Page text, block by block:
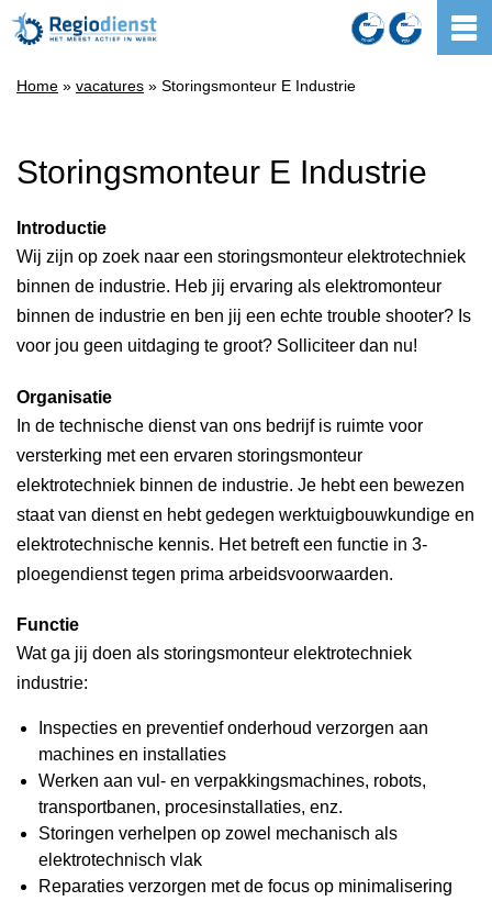
Home » vacatures » Storingsmonteur E Industrie
Storingsmonteur E Industrie
Introductie
Wij zijn op zoek naar een storingsmonteur elektrotechniek
binnen de industrie. Heb jij ervaring als elektromonteur
binnen de industrie en ben jij een echte trouble shooter? Is
voor jou geen uitdaging te groot? Solliciteer dan nu!
Organisatie
In de technische dienst van ons bedrijf is ruimte voor
versterking met een ervaren storingsmonteur
elektrotechniek binnen de industrie. Je hebt een bewezen
staat van dienst en hebt gedegen werktuigbouwkundige en
elektrotechnische kennis. Het betreft een functie in 3-
ploegendienst tegen prima arbeidsvoorwaarden.
Functie
Wat ga jij doen als storingsmonteur elektrotechniek
industrie:
Inspecties en preventief onderhoud verzorgen aan
machines en installaties
Werken aan vul- en verpakkingsmachines, robots,
transportbanen, procesinstallaties, enz.
Storingen verhelpen op zowel mechanisch als
elektrotechnisch vlak
Reparaties verzorgen met de focus op minimalisering